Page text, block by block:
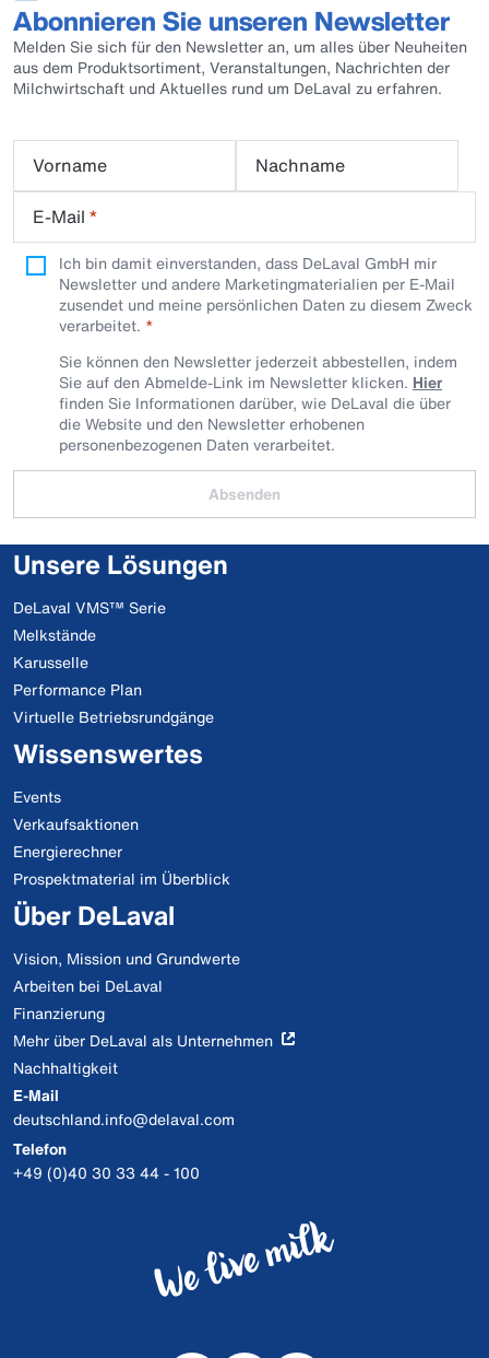
Abonnieren Sie unseren Newsletter
Melden Sie sich für den Newsletter an, um alles über Neuheiten
aus dem Produktsortiment, Veranstaltungen, Nachrichten der
Milchwirtschaft und Aktuelles rund um DeLaval zu erfahren.
Vorname
Nachname
E-Mail *
Ich bin damit einverstanden, dass DeLaval GmbH mir
Newsletter und andere Marketingmaterialien per E-Mail
zusendet und meine persönlichen Daten zu diesem Zweck
verarbeitet.
Sie können den Newsletter jederzeit abbestellen, indem
Sie auf den Abmelde-Link im Newsletter klicken. Hier
finden Sie Informationen darüber, wie DeLaval die über
die Website und den Newsletter erhobenen
personenbezogenen Daten verarbeitet.
Absenden
Unsere Lösungen
DeLaval VMS™ Serie
Melkstände
Karusselle
Performance Plan
Virtuelle Betriebsrundgänge
Wissenswertes
Events
Verkaufsaktionen
Energierechner
Prospektmaterial im Überblick
Über DeLaval
Vision, Mission und Grundwerte
Arbeiten bei DeLaval
Finanzierung
Mehr über DeLaval als Unternehmen
Nachhaltigkeit
E-Mail
deutschland.info@delaval.com
Telefon
+49 (0)40 30 33 44 - 100